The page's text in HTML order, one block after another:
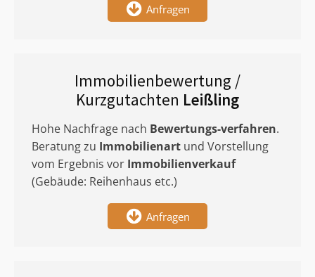
Anfragen
Immobilienbewertung /
Kurzgutachten Leißling
Hohe Nachfrage nach Bewertungs-verfahren.
Beratung zu Immobilienart und Vorstellung
vom Ergebnis vor Immobilienverkauf
(Gebäude: Reihenhaus etc.)
Anfragen